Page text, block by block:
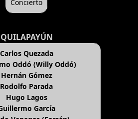
Concierto
QUILAPAYÚN
Carlos Quezada
Oddó (Willy Oddó)
Hernán Gómez
Rodolfo Parada
Hugo Lagos
García